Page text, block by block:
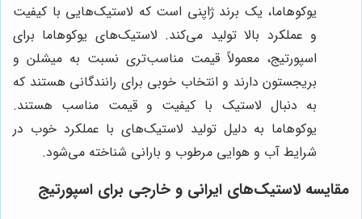
یوکوهاما، یک برند ژاپنی است که لاستیک‌هایی با کیفیت
و عملکرد بالا تولید می‌کند. لاستیک‌های یوکوهاما برای
اسپورتیج، معمولاً قیمت مناسب‌تری نسبت به میشلن و
بریجستون دارند و انتخاب خوبی برای رانندگانی هستند که
به دنبال لاستیک با کیفیت و قیمت مناسب هستند.
یوکوهاما به دلیل تولید لاستیک‌های با عملکرد خوب در
شرایط آب و هوایی مرطوب و بارانی شناخته می‌شود.
مقایسه لاستیک‌های ایرانی و خارجی برای اسپورتیج